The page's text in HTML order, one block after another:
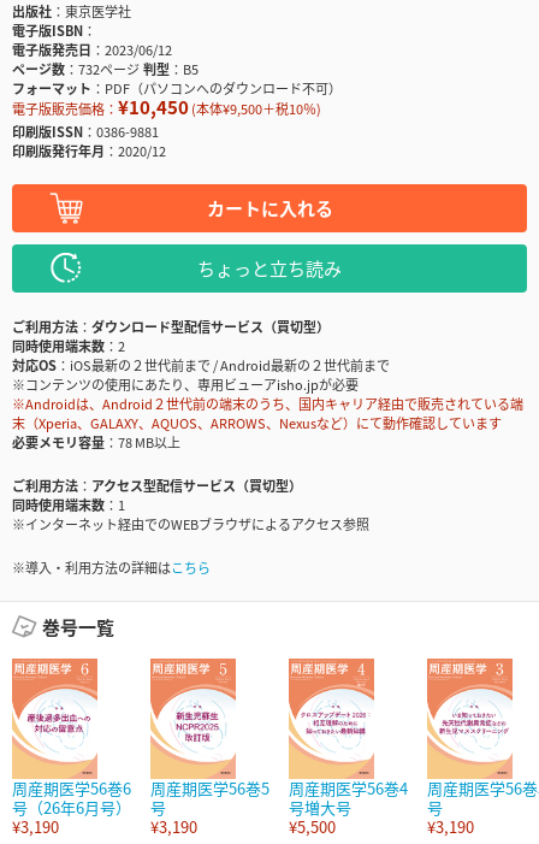
出版社
東京医学社
電子版ISBN
電子版発売日
2023/06/12
ページ数
732ページ判型
B5
フォーマット
PDF（パソコンへのダウンロード不可）
電子版販売価格： ¥10,450(本体¥9,500＋税10％)
印刷版ISSN
0386-9881
印刷版発行年月
2020/12
カートに入れる
ちょっと立ち読み
ご利用方法
ダウンロード型配信サービス（買切型）
同時使用端末数
2
対応OS
iOS最新の２世代前まで / Android最新の２世代前まで
※コンテンツの使用にあたり、専用ビューアisho.jpが必要
※Androidは、Android２世代前の端末のうち、国内キャリア経由で販売されている端
末（Xperia、GALAXY、AQUOS、ARROWS、Nexusなど）にて動作確認しています
必要メモリ容量
78 MB以上
ご利用方法
アクセス型配信サービス（買切型）
同時使用端末数
1
※インターネット経由でのWEBブラウザによるアクセス参照
※導入・利用方法の詳細はこちら
巻号一覧
周産期医学56巻6
号（26年6月号）
¥3,190
周産期医学56巻5
号
¥3,190
周産期医学56巻4
号増大号
¥5,500
周産期医学56
号
¥3,190